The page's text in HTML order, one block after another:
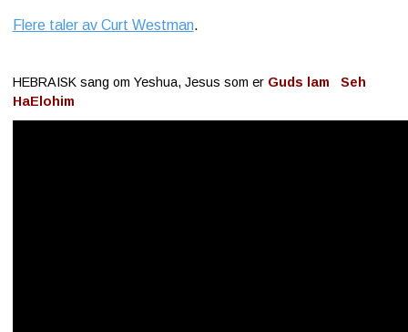
Flere taler av Curt Westman.
HEBRAISK sang om Yeshua, Jesus som er Guds lam Seh
HaElohim